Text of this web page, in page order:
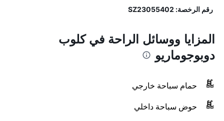
رقم الرخصة: SZ23055402
المزايا ووسائل الراحة في كلوب
دوبوجوماريو
حمام سباحة خارجي
حوض سباحة داخلي